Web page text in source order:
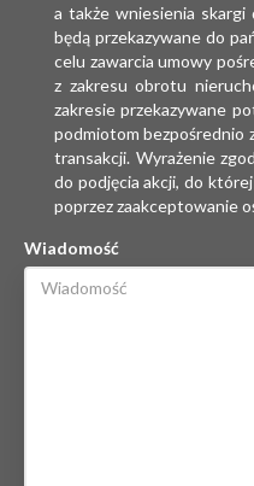
a także wniesienia skargi
będą przekazywane do
celu zawarcia umowy
z zakresu obrotu
zakresie przekazywane
podmiotom bezpośrednio
transakcji. Wyrażenie
do podjęcia akcji, do
poprzez zaakceptowanie
Wiadomość